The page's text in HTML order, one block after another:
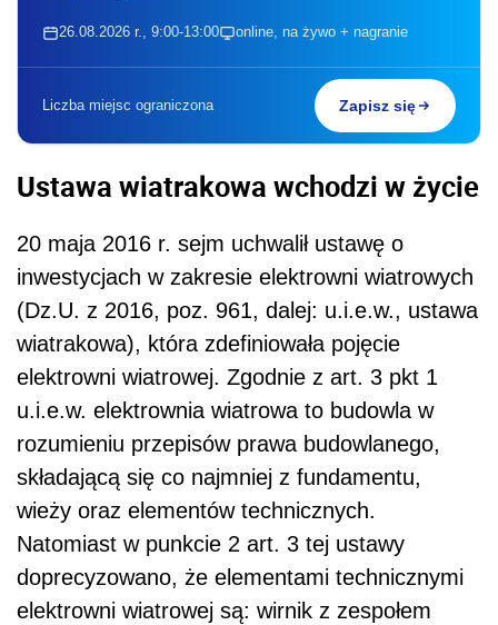
26.08.2026 r., 9:00-13:00 online, na żywo + nagranie
Liczba miejsc ograniczona Zapisz się
Ustawa wiatrakowa wchodzi w życie
20 maja 2016 r. sejm uchwalił ustawę o
inwestycjach w zakresie elektrowni wiatrowych
(Dz.U. z 2016, poz. 961, dalej: u.i.e.w., ustawa
wiatrakowa), która zdefiniowała pojęcie
elektrowni wiatrowej. Zgodnie z art. 3 pkt 1
u.i.e.w. elektrownia wiatrowa to budowla w
rozumieniu przepisów prawa budowlanego,
składającą się co najmniej z fundamentu,
wieży oraz elementów technicznych.
Natomiast w punkcie 2 art. 3 tej ustawy
doprecyzowano, że elementami technicznymi
elektrowni wiatrowej są: wirnik z zespołem